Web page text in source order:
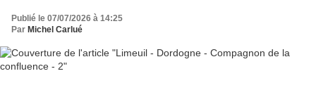
Publié le 07/07/2026 à 14:25
Par Michel Carlué